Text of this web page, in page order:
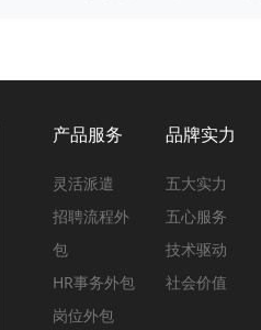
产品服务
灵活派遣
招聘流程外
包
HR事务外包
岗位外包
品牌实力
五大实力
五心服务
技术驱动
社会价值